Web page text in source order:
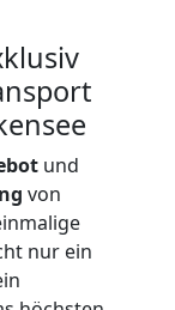
und
von
nur ein